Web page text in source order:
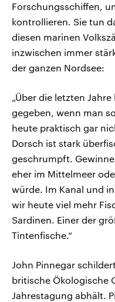
Forschungsschiffen,
kontrollieren. Sie tun
diesen marinen
inzwischen immer
der ganzen Nordsee:
„Über die letzten
gegeben, wenn man
heute praktisch gar
Dorsch ist stark
geschrumpft.
eher im Mittelmeer
würde. Im Kanal und
wir heute viel mehr
Sardinen. Einer der
Tintenfische.“
John Pinnegar
britische Ökologische
Jahrestagung abhält.